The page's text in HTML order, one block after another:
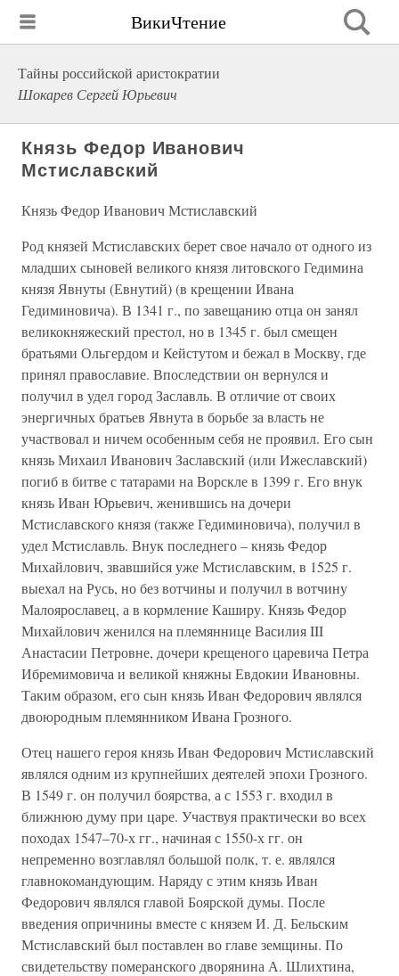
ВикиЧтение
Тайны российской аристократии
Шокарев Сергей Юрьевич
Князь Федор Иванович
Мстиславский
Князь Федор Иванович Мстиславский
Род князей Мстиславских берет свое начало от одного из
младших сыновей великого князя литовского Гедимина
князя Явнуты (Евнутий) (в крещении Ивана
Гедиминовича). В 1341 г., по завещанию отца он занял
великокняжеский престол, но в 1345 г. был смещен
братьями Ольгердом и Кейстутом и бежал в Москву, где
принял православие. Впоследствии он вернулся и
получил в удел город Заславль. В отличие от своих
энергичных братьев Явнута в борьбе за власть не
участвовал и ничем особенным себя не проявил. Его сын
князь Михаил Иванович Заславский (или Ижеславский)
погиб в битве с татарами на Ворскле в 1399 г. Его внук
князь Иван Юрьевич, женившись на дочери
Мстиславского князя (также Гедиминовича), получил в
удел Мстиславль. Внук последнего – князь Федор
Михайлович, звавшийся уже Мстиславским, в 1525 г.
выехал на Русь, но без вотчины и получил в вотчину
Малоярославец, а в кормление Каширу. Князь Федор
Михайлович женился на племяннице Василия III
Анастасии Петровне, дочери крещеного царевича Петра
Ибремимовича и великой княжны Евдокии Ивановны.
Таким образом, его сын князь Иван Федорович являлся
двоюродным племянником Ивана Грозного.
Отец нашего героя князь Иван Федорович Мстиславский
являлся одним из крупнейших деятелей эпохи Грозного.
В 1549 г. он получил боярства, а с 1553 г. входил в
ближнюю думу при царе. Участвуя практически во всех
походах 1547–70-х гг., начиная с 1550-х гг. он
непременно возглавлял большой полк, т. е. являлся
главнокомандующим. Наряду с этим князь Иван
Федорович являлся главой Боярской думы. После
введения опричнины вместе с князем И. Д. Бельским
Мстиславский был поставлен во главе земщины. По
свидетельству померанского дворянина А. Шлихтина,